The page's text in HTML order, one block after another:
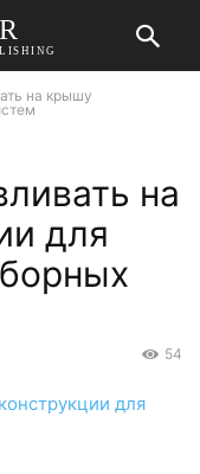
на крышу
на
для
54